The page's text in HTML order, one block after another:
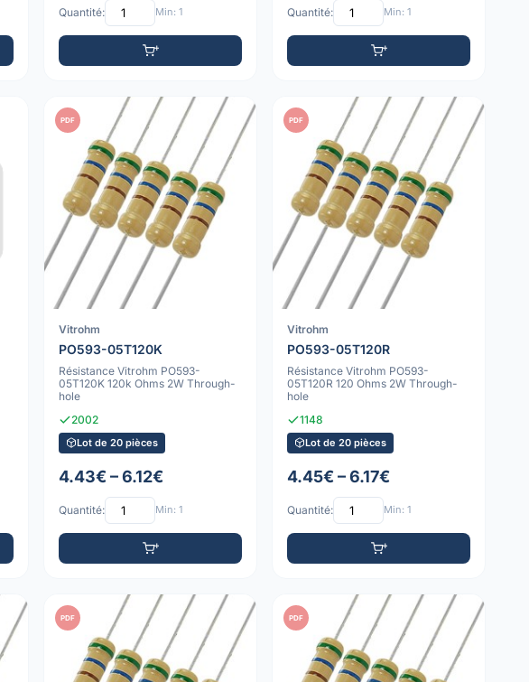
Quantité: Min: 1 Quantité: Min: 1
PDF
Vitrohm
PO593-05T120K
Résistance Vitrohm PO593-
05T120K 120k Ohms 2W Through-
hole
2002
Lot de 20 pièces
4.43€ – 6.12€
Quantité: Min: 1
PDF
Vitrohm
PO593-05T120R
Résistance Vitrohm PO593-
05T120R 120 Ohms 2W Through-
hole
1148
Lot de 20 pièces
4.45€ – 6.17€
Quantité: Min: 1
PDF PDF